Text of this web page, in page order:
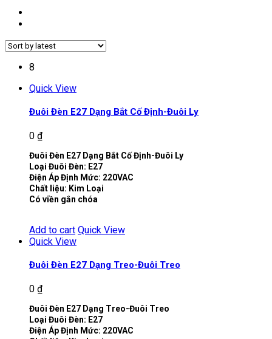
8
Quick View
Đuôi Đèn E27 Dạng Bắt Cố Định-Đuôi Ly
0 ₫
Đuôi Đèn E27 Dạng Bắt Cố Định-Đuôi Ly
Loại Đuôi Đèn: E27
Điện Áp Định Mức: 220VAC
Chất liệu: Kim Loại
Có viền gắn chóa
Add to cart Quick View
Quick View
Đuôi Đèn E27 Dạng Treo-Đuôi Treo
0 ₫
Đuôi Đèn E27 Dạng Treo-Đuôi Treo
Loại Đuôi Đèn: E27
Điện Áp Định Mức: 220VAC